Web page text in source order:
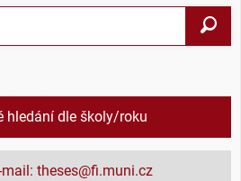
hledání dle školy/roku
theses@fi.muni.cz